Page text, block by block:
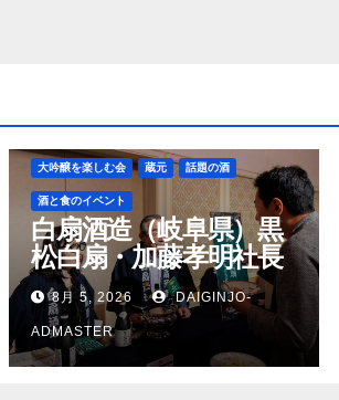
大吟醸を楽しむ会 蔵元 話題の酒
酒と食のイベント
白扇酒造（岐阜県）黒
松白扇・加藤孝明社長
8月 5, 2026 DAIGINJO-
ADMASTER